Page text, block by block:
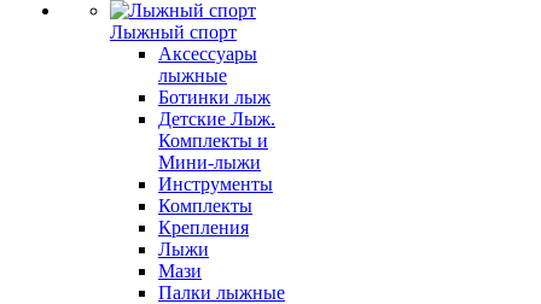
Лыжный спорт
Аксессуары
лыжные
Ботинки лыж
Детские Лыж.
Комплекты и
Мини-лыжи
Инструменты
Комплекты
Крепления
Лыжи
Мази
Палки лыжные